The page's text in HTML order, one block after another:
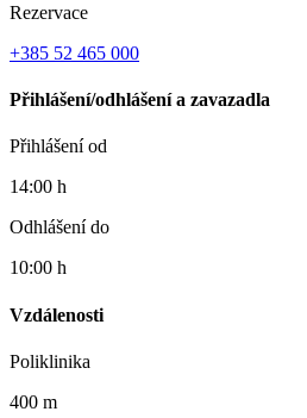
Rezervace
+385 52 465 000
Přihlášení/odhlášení a zavazadla
Přihlášení od
14:00 h
Odhlášení do
10:00 h
Vzdálenosti
Poliklinika
400 m